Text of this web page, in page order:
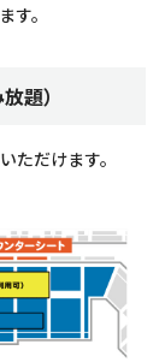
す。
題）
ただけます。